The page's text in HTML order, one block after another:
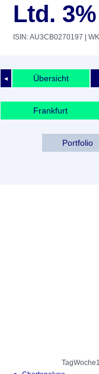
Ltd.
ISIN: AU3CB0270197 |
◄ Übersicht
Frankfurt
Portfolio
TagWoche